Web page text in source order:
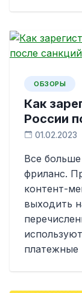
ОБЗОРЫ
Как
России
01.02.2023
Все
фриланс.
контент-
выходить
платежные